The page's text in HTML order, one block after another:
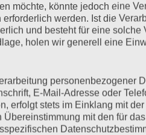
möchte, könnte jedoch eine
erforderlich werden. Ist die
und besteht für eine solche
holen wir generell eine
personenbezogener
E-Mail-Adresse oder
erfolgt stets im Einklang mit
Übereinstimmung mit den für